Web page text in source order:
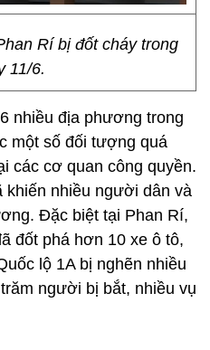
Rí bị đốt cháy trong
11/6.
nhiều địa phương trong
một số đối tượng quá
các cơ quan công quyền.
khiến nhiều người dân và
Đặc biệt tại Phan Rí,
đốt phá hơn 10 xe ô tô,
lộ 1A bị nghẽn nhiều
người bị bắt, nhiều vụ